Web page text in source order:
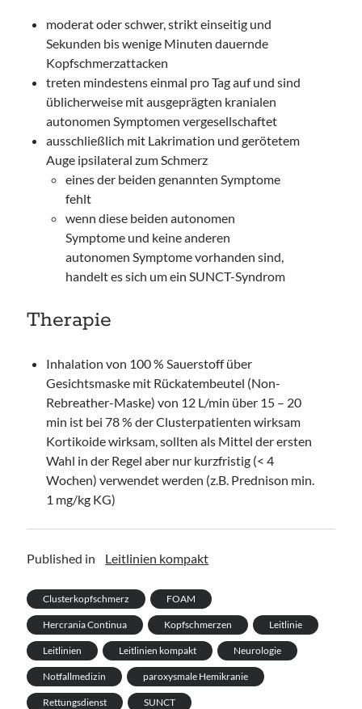
moderat oder schwer, strikt einseitig und
Sekunden bis wenige Minuten dauernde
Kopfschmerzattacken
treten mindestens einmal pro Tag auf und sind
üblicherweise mit ausgeprägten kranialen
autonomen Symptomen vergesellschaftet
ausschließlich mit Lakrimation und gerötetem
Auge ipsilateral zum Schmerz
eines der beiden genannten Symptome
fehlt
wenn diese beiden autonomen
Symptome und keine anderen
autonomen Symptome vorhanden sind,
handelt es sich um ein SUNCT-Syndrom
Therapie
Inhalation von 100 % Sauerstoff über
Gesichtsmaske mit Rückatembeutel (Non-
Rebreather-Maske) von 12 L/min über 15 – 20
min ist bei 78 % der Clusterpatienten wirksam
Kortikoide wirksam, sollten als Mittel der ersten
Wahl in der Regel aber nur kurzfristig (< 4
Wochen) verwendet werden (z.B. Prednison min.
1 mg/kg KG)
Published in Leitlinien kompakt
Clusterkopfschmerz FOAM
Hercrania Continua Kopfschmerzen Leitlinie
Leitlinien Leitlinien kompakt Neurologie
Notfallmedizin paroxysmale Hemikranie
Rettungsdienst SUNCT